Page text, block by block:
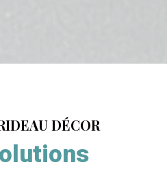
DÉCOR